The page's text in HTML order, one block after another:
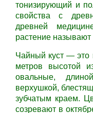
тонизирующий и
свойства с
древней
растение
Чайный куст — это
метров высотой
овальные,
верхушкой,
зубчатым краем.
созревают в